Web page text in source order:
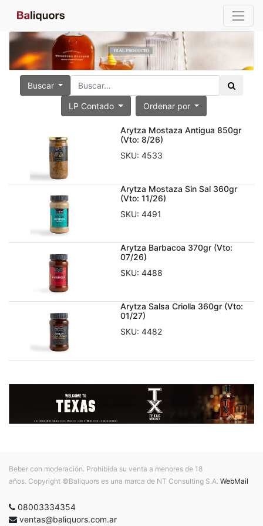
Buscar
LP Contado Ordenar por
Arytza Mostaza Antigua 850gr
(Vto: 8/26)
SKU: 4533
Arytza Mostaza Sin Sal 360gr
(Vto: 11/26)
SKU: 4491
Arytza Barbacoa 370gr (Vto:
07/26)
SKU: 4488
Arytza Salsa Criolla 360gr (Vto:
01/27)
SKU: 4482
Beber con moderación. Prohibida su venta a menores de 18
años. Copyright ©Baliquors es una marca de NT Consulting S.A. WebMail
08003334354
ventas@baliquors.com.ar